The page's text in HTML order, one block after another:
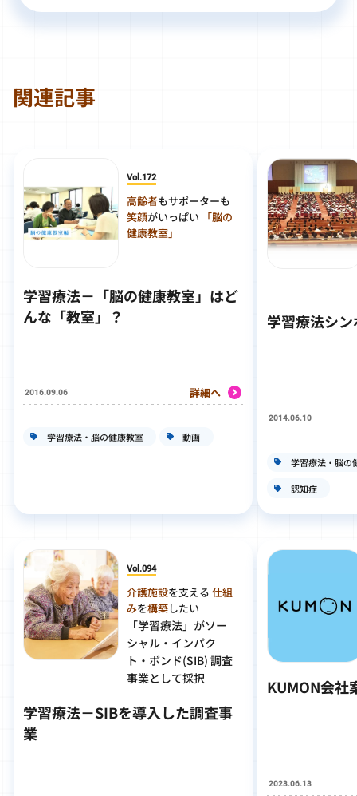
関連記事
Vol.172
高齢者もサポーターも
笑顔がいっぱい
「脳の
健康教室」
学習療法－「脳の健康教室」はど
んな「教室」？
2016.09.06 詳細へ
学習療法・脳の健康教室 動画
Vol.094
介護施設を支える 仕組
みを構築したい
「学習療法」がソー
シャル・インパク
ト・ボンド(SIB) 調査
事業として採択
学習療法－SIBを導入した調査事
業
学習療法シ
2014.06.10
学習療法・脳の
認知症
KUMON会社
2023.06.13